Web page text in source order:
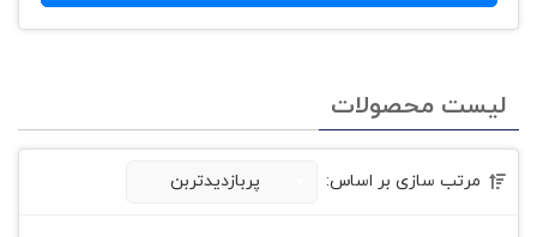
لیست محصولات
مرتب سازی بر اساس: پربازدیدتربن